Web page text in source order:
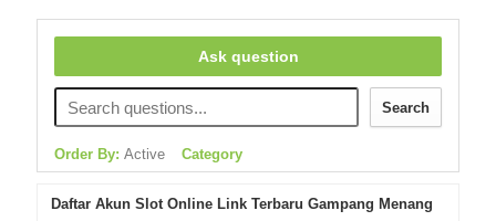
Ask question
Search
Order By: Active Category
Daftar Akun Slot Online Link Terbaru Gampang Menang